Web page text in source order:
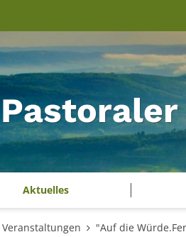
Aktuelles
Veranstaltungen "Auf die